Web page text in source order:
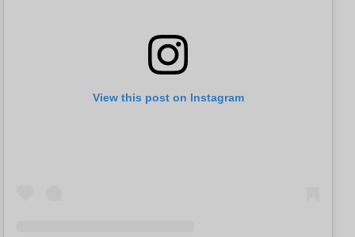
View this post on Instagram